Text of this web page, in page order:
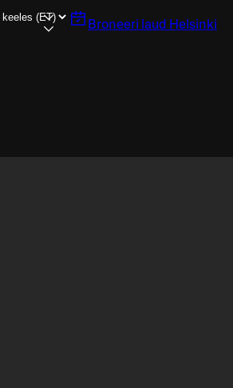
Broneeri laud Helsinki